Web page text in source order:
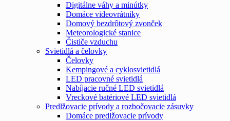
Digitálne váhy a minútky
Domáce videovrátniky
Domový bezdrôtový zvonček
Meteorologické stanice
Čističe vzduchu
Svietidlá a čelovky
Čelovky
Kempingové a cyklosvietidlá
LED pracovné svietidlá
Nabíjacie ručné LED svietidlá
Vreckové batériové LED svietidlá
Predlžovacie prívody a rozbočovacie zásuvky
Domáce predlžovacie prívody